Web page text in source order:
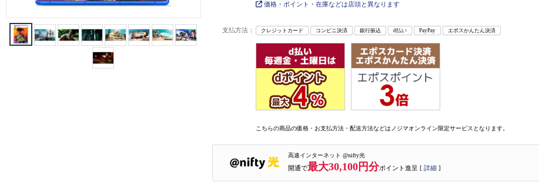
価格・ポイント・在庫などは店頭と異なります
支払方法： クレジットカード コンビニ決済 銀行振込 d払い PayPay エポスかんたん決済
こちらの商品の価格・お支払方法・配送方法などはノジマオンライン限定サービスとなります。
高速インターネット @nifty光
開通で最大30,100円分ポイント進呈 [ 詳細 ]